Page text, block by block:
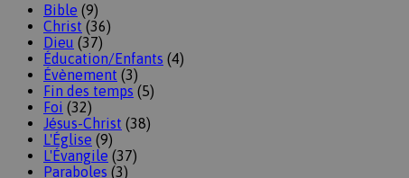
Bible (9)
Christ (36)
Dieu (37)
Éducation/Enfants (4)
Évènement (3)
Fin des temps (5)
Foi (32)
Jésus-Christ (38)
L'Église (9)
L'Évangile (37)
Paraboles (3)